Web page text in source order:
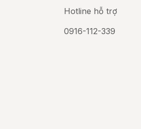
Hotline hỗ trợ
0916-112-339